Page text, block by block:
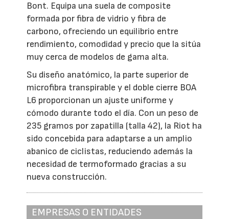
Bont. Equipa una suela de composite
formada por fibra de vidrio y fibra de
carbono, ofreciendo un equilibrio entre
rendimiento, comodidad y precio que la sitúa
muy cerca de modelos de gama alta.
Su diseño anatómico, la parte superior de
microfibra transpirable y el doble cierre BOA
L6 proporcionan un ajuste uniforme y
cómodo durante todo el día. Con un peso de
235 gramos por zapatilla (talla 42), la Riot ha
sido concebida para adaptarse a un amplio
abanico de ciclistas, reduciendo además la
necesidad de termoformado gracias a su
nueva construcción.
EMPRESAS O ENTIDADES